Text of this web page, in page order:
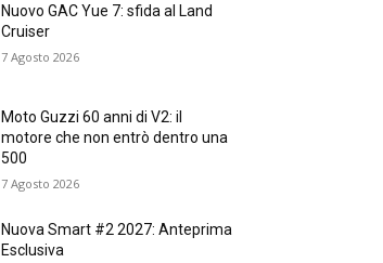
Nuovo GAC Yue 7: sfida al Land
Cruiser
7 Agosto 2026
Moto Guzzi 60 anni di V2: il
motore che non entrò dentro una
500
7 Agosto 2026
Nuova Smart #2 2027: Anteprima
Esclusiva